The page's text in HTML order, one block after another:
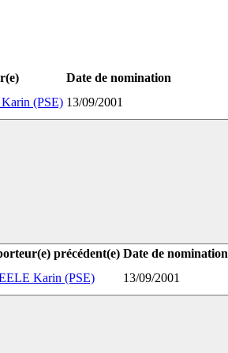
Date de nomination
(PSE) 13/09/2001
précédent(e) Date de nomination
Karin (PSE) 13/09/2001